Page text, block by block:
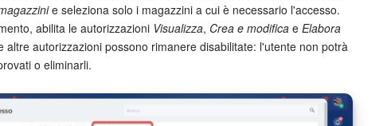
e seleziona solo i magazzini a cui è necessario l'accesso.
abilita le autorizzazioni Visualizza, Crea e modifica e Elabora
altre autorizzazioni possono rimanere disabilitate: l'utente non potrà
o eliminarli.